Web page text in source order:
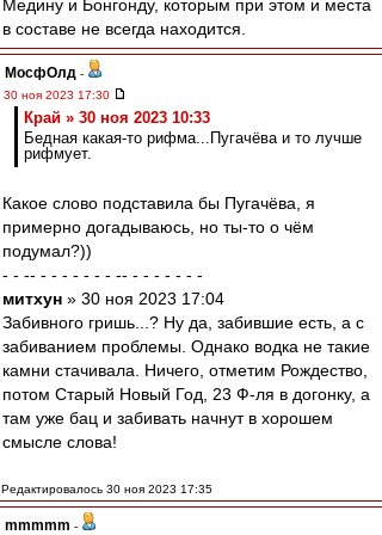
Медину и Бонгонду, которым при этом и места
в составе не всегда находится.
МосфОлд -
30 ноя 2023 17:30
Край » 30 ноя 2023 10:33
Бедная какая-то рифма...Пугачёва и то лучше
рифмует.
Какое слово подставила бы Пугачёва, я
примерно догадываюсь, но ты-то о чём
подумал?))
- - -- - - - - - - - -- - - - - - - -
митхун » 30 ноя 2023 17:04
Забивного гришь...? Ну да, забившие есть, а с
забиванием проблемы. Однако водка не такие
камни стачивала. Ничего, отметим Рождество,
потом Старый Новый Год, 23 Ф-ля в догонку, а
там уже бац и забивать начнут в хорошем
смысле слова!
Редактировалось 30 ноя 2023 17:35
mmmmm -